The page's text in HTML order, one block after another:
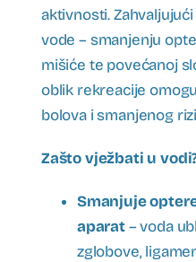
aktivnosti.
vode – smanjenju
mišiće te povećanoj
oblik rekreacije
bolova i smanjenog
Zašto vježbati u
Smanjuje
aparat– voda
zglobove,